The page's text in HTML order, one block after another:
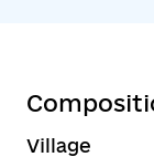
Village